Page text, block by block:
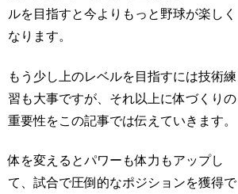
ルを目指すと今よりもっと野球が楽しく
なります。
もう少し上のレベルを目指すには技術練
習も大事ですが、それ以上に体づくりの
重要性をこの記事では伝えていきます。
体を変えるとパワーも体力もアップし
て、試合で圧倒的なポジションを獲得で